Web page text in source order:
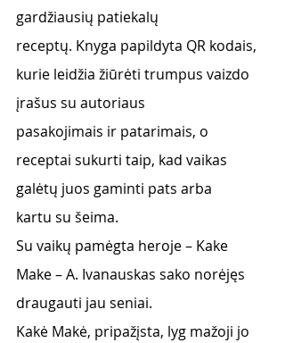
gardžiausių patiekalų
receptų. Knyga papildyta QR kodais,
kurie leidžia žiūrėti trumpus vaizdo
įrašus su autoriaus
pasakojimais ir patarimais, o
receptai sukurti taip, kad vaikas
galėtų juos gaminti pats arba
kartu su šeima.
Su vaikų pamėgta heroje – Kake
Make – A. Ivanauskas sako norėjęs
draugauti jau seniai.
Kakė Makė, pripažįsta, lyg mažoji jo